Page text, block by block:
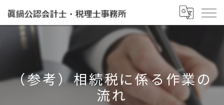
（参考）相続税に係る作業の
流れ